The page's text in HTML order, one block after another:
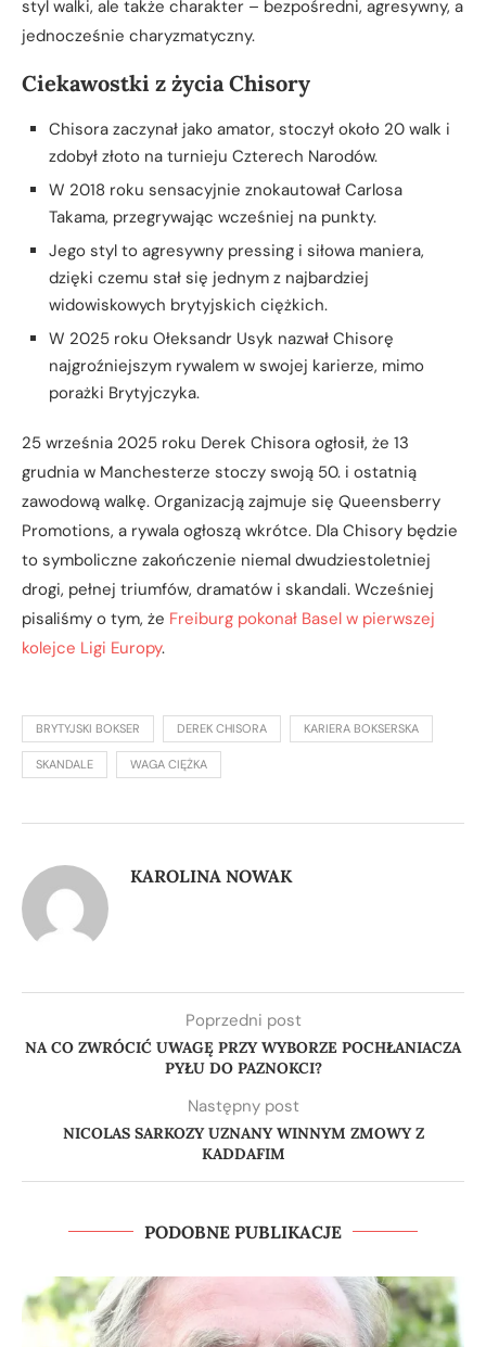
styl walki, ale także charakter – bezpośredni, agresywny, a
jednocześnie charyzmatyczny.
Ciekawostki z życia Chisory
Chisora zaczynał jako amator, stoczył około 20 walk i
zdobył złoto na turnieju Czterech Narodów.
W 2018 roku sensacyjnie znokautował Carlosa
Takama, przegrywając wcześniej na punkty.
Jego styl to agresywny pressing i siłowa maniera,
dzięki czemu stał się jednym z najbardziej
widowiskowych brytyjskich ciężkich.
W 2025 roku Ołeksandr Usyk nazwał Chisorę
najgroźniejszym rywalem w swojej karierze, mimo
porażki Brytyjczyka.
25 września 2025 roku Derek Chisora ogłosił, że 13
grudnia w Manchesterze stoczy swoją 50. i ostatnią
zawodową walkę. Organizacją zajmuje się Queensberry
Promotions, a rywala ogłoszą wkrótce. Dla Chisory będzie
to symboliczne zakończenie niemal dwudziestoletniej
drogi, pełnej triumfów, dramatów i skandali. Wcześniej
pisaliśmy o tym, że Freiburg pokonał Basel w pierwszej
kolejce Ligi Europy.
BRYTYJSKI BOKSER DEREK CHISORA KARIERA BOKSERSKA
SKANDALE WAGA CIĘŻKA
KAROLINA NOWAK
Poprzedni post
NA CO ZWRÓCIĆ UWAGĘ PRZY WYBORZE POCHŁANIACZA
PYŁU DO PAZNOKCI?
Następny post
NICOLAS SARKOZY UZNANY WINNYM ZMOWY Z
KADDAFIM
PODOBNE PUBLIKACJE